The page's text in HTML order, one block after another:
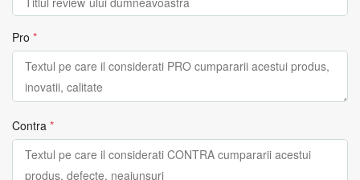
Pro *
Contra *